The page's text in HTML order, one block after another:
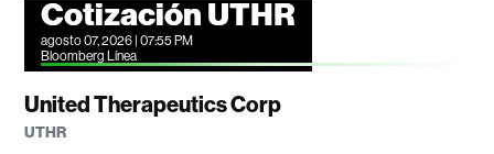
Cotización UTHR
agosto 07, 2026 | 07:55 PM
Bloomberg Línea
United Therapeutics Corp
UTHR